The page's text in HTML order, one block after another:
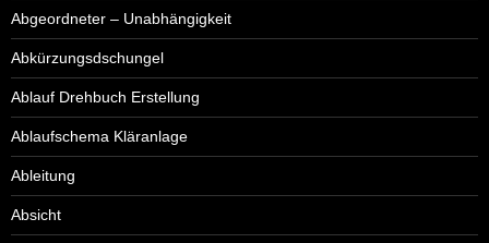
Abgeordneter – Unabhängigkeit
Abkürzungsdschungel
Ablauf Drehbuch Erstellung
Ablaufschema Kläranlage
Ableitung
Absicht